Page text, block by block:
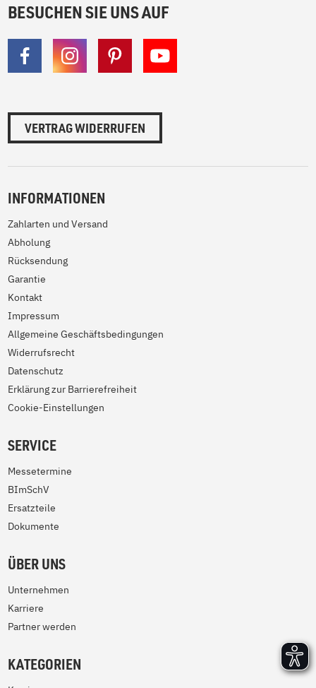
BESUCHEN SIE UNS AUF
VERTRAG WIDERRUFEN
INFORMATIONEN
Zahlarten und Versand
Abholung
Rücksendung
Garantie
Kontakt
Impressum
Allgemeine Geschäftsbedingungen
Widerrufsrecht
Datenschutz
Erklärung zur Barrierefreiheit
Cookie-Einstellungen
SERVICE
Messetermine
BImSchV
Ersatzteile
Dokumente
ÜBER UNS
Unternehmen
Karriere
Partner werden
KATEGORIEN